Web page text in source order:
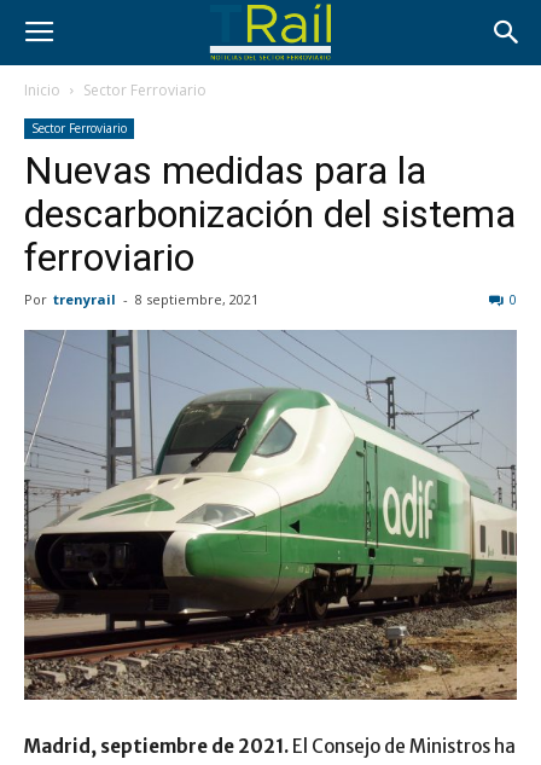
Inicio Sector Ferroviario
Sector Ferroviario
Nuevas medidas para la
descarbonización del sistema
ferroviario
Por trenyrail - 8 septiembre, 2021 0
Madrid, septiembre de 2021. El Consejo de Ministros ha